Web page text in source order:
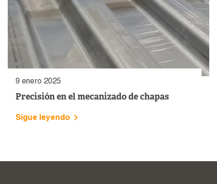
9 enero 2025
Precisión en el mecanizado de chapas
Sigue leyendo